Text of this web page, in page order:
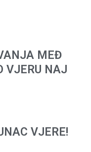
MEĐ
VJERU NAJ
VJERE!